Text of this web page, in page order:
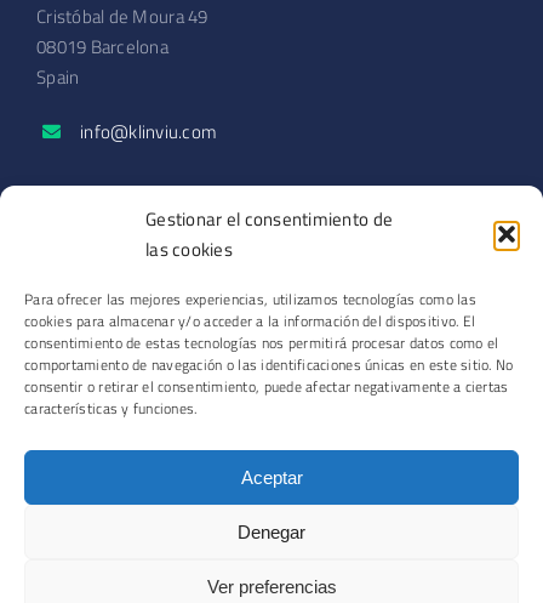
Gestionar el consentimiento de
las cookies
Para ofrecer las mejores experiencias, utilizamos tecnologías como las
cookies para almacenar y/o acceder a la información del dispositivo. El
consentimiento de estas tecnologías nos permitirá procesar datos como el
comportamiento de navegación o las identificaciones únicas en este sitio. No
consentir o retirar el consentimiento, puede afectar negativamente a ciertas
características y funciones.
Aceptar
Denegar
Ver preferencias
Cristóbal de Moura 49
08019 Barcelona
Spain
info@klinviu.com
Solicitar demo
Podcast
Contacto
© Copyright 2026 | Romero Park Operations SL